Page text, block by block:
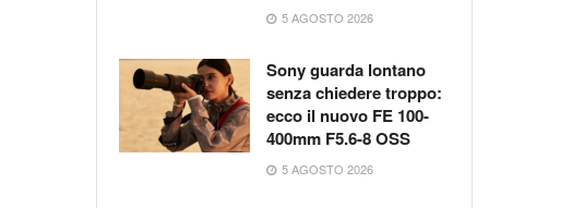
5 AGOSTO 2026
Sony guarda lontano
senza chiedere troppo:
ecco il nuovo FE 100-
400mm F5.6-8 OSS
5 AGOSTO 2026